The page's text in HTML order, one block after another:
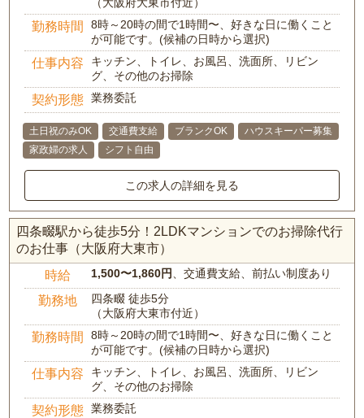
勤務時間
8時～20時の間で1時間〜、好きな日に働くこと
が可能です。(候補の日時から選択)
仕事内容
キッチン、トイレ、お風呂、洗面所、リビン
グ、その他のお掃除
契約形態 業務委託
土日祝のみOK 交通費支給 ブランクOK
ハウスキーパー募集
家政婦の求人
シフト自由
この求人の詳細を見る
四条畷駅から徒歩5分！2LDKマンションでのお掃除代行
のお仕事（大阪府大東市）
時給 1,500〜1,860円 、交通費支給、前払い制度あり
勤務地
四条畷 徒歩5分
（大阪府大東市付近）
勤務時間
8時～20時の間で1時間〜、好きな日に働くこと
が可能です。(候補の日時から選択)
仕事内容
キッチン、トイレ、お風呂、洗面所、リビン
グ、その他のお掃除
契約形態 業務委託